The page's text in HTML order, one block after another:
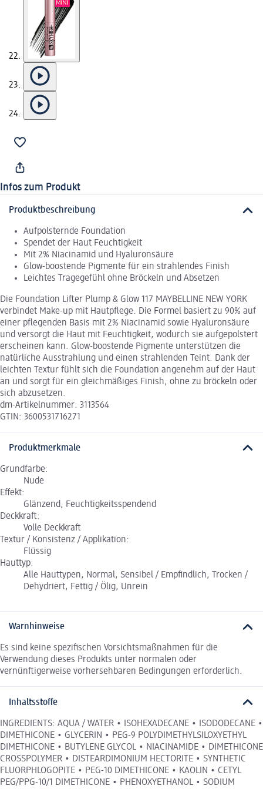
Infos zum Produkt
Produktbeschreibung
Aufpolsternde Foundation
Spendet der Haut Feuchtigkeit
Mit 2% Niacinamid und Hyaluronsäure
Glow-boostende Pigmente für ein strahlendes Finish
Leichtes Tragegefühl ohne Bröckeln und Absetzen
Die Foundation Lifter Plump & Glow 117 MAYBELLINE NEW YORK
verbindet Make-up mit Hautpflege. Die Formel basiert zu 90% auf
einer pflegenden Basis mit 2% Niacinamid sowie Hyaluronsäure
und versorgt die Haut mit Feuchtigkeit, wodurch sie aufgepolstert
erscheinen kann. Glow-boostende Pigmente unterstützen die
natürliche Ausstrahlung und einen strahlenden Teint. Dank der
leichten Textur fühlt sich die Foundation angenehm auf der Haut
an und sorgt für ein gleichmäßiges Finish, ohne zu bröckeln oder
sich abzusetzen.
dm-Artikelnummer: 3113564
GTIN: 3600531716271
Produktmerkmale
Grundfarbe:
Nude
Effekt:
Glänzend, Feuchtigkeitsspendend
Deckkraft:
Volle Deckkraft
Textur / Konsistenz / Applikation:
Flüssig
Hauttyp:
Alle Hauttypen, Normal, Sensibel / Empfindlich, Trocken /
Dehydriert, Fettig / Ölig, Unrein
Warnhinweise
Es sind keine spezifischen Vorsichtsmaßnahmen für die
Verwendung dieses Produkts unter normalen oder
vernünftigerweise vorhersehbaren Bedingungen erforderlich.
Inhaltsstoffe
INGREDIENTS: AQUA / WATER • ISOHEXADECANE • ISODODECANE •
DIMETHICONE • GLYCERIN • PEG-9 POLYDIMETHYLSILOXYETHYL
DIMETHICONE • BUTYLENE GLYCOL • NIACINAMIDE • DIMETHICONE
CROSSPOLYMER • DISTEARDIMONIUM HECTORITE • SYNTHETIC
FLUORPHLOGOPITE • PEG-10 DIMETHICONE • KAOLIN • CETYL
PEG/PPG-10/1 DIMETHICONE • PHENOXYETHANOL • SODIUM